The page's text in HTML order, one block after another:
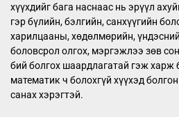
хүүхдийг бага наснаас нь эрүүл
гэр бүлийн, бэлгийн, санхүүгийн
харилцааны, хөдөлмөрийн,
боловсрол олгох, мэргэжлээ зөв
бий болгох шаардлагатай гэж харж
математик ч болохгүй хүүхэд
санах хэрэгтэй.